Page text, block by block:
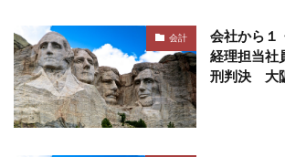
会計
会社から１
経理担当社
刑判決 大